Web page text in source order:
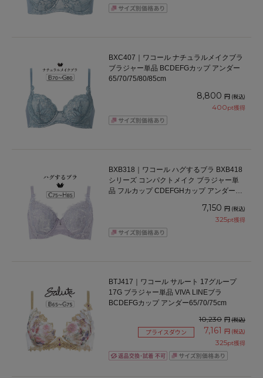
BXC407｜ワコール ナチュラルメイクブラ
ブラジャー単品 BCDEFGカップ アンダー
65/70/75/80/85cm
8,800 円 (税込)
400pt獲得
BXB318｜ワコール ハグするブラ BXB418
シリーズ コンパクトメイク ブラジャー単
品 フルカップ CDEFGHカップ アンダー
7,150 円 (税込)
325pt獲得
BTJ417｜ワコール サルート 17グループ
17G ブラジャー単品 VIVA LINEブラ
BCDEFGカップ アンダー65/70/75cm
10,230 円(税込)
プライスダウン 7,161 円 (税込)
325pt獲得